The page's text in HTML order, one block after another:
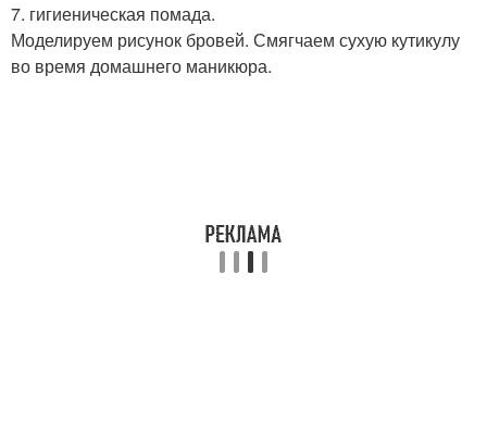
7. гигиеническая помада.
Моделируем рисунок бровей. Смягчаем сухую кутикулу
во время домашнего маникюра.